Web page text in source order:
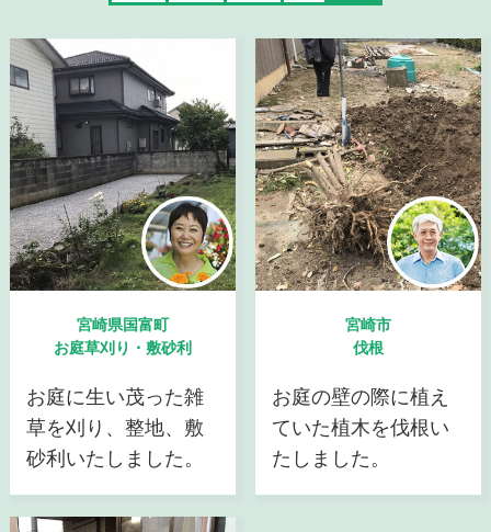
宮崎県国富町
お庭草刈り・敷砂利
お庭に生い茂った雑
草を刈り、整地、敷
砂利いたしました。
宮崎市
伐根
お庭の壁の際に植え
ていた植木を伐根い
たしました。